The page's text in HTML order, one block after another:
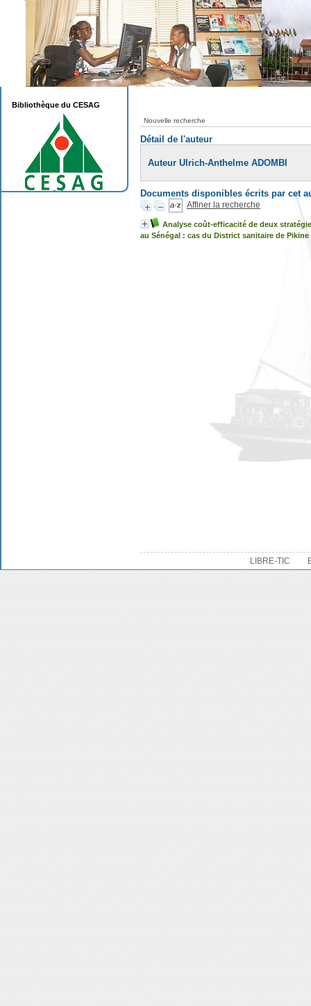
Nouvelle recherche
Détail de l'auteur
Auteur Ulrich-Anthelme ADOMBI
Documents disponibles écrits par cet
Affiner la recherche
Analyse coût-efficacité de deux
au Sénégal : cas du District sanitaire de Pikine
LIBRE-TIC
Bibliothèque du CESAG